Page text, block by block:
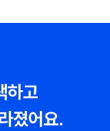
고
졌어요.